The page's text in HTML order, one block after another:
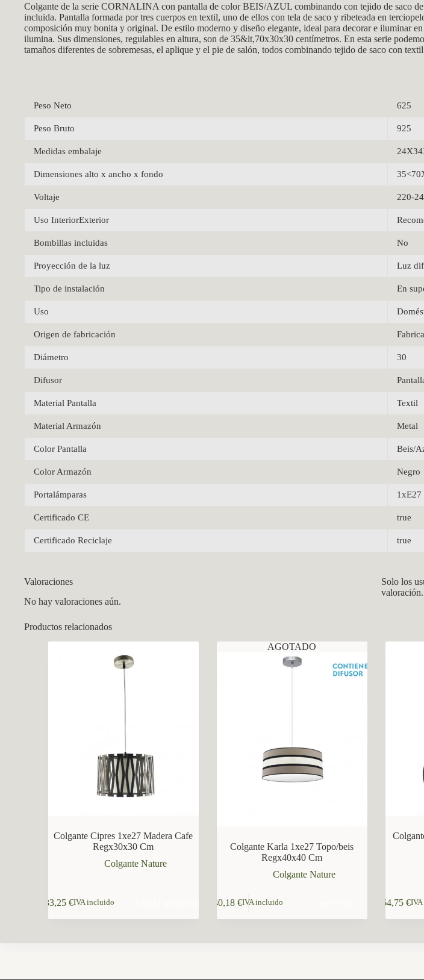
Colgante de la serie CORNALINA con pantalla de color BEIS/AZUL combinando con tejido de saco
incluida. Pantalla formada por tres cuerpos en textil, uno de ellos con tela de saco y ribeteada en
composición muy bonita y original. De estilo moderno y diseño elegante, ideal para decorar e iluminar
ilumina. Sus dimensiones, regulables en altura, son de 35&lt,70x30x30 centímetros. En esta serie
tamaños diferentes de sobremesas, el aplique y el pie de salón, todos combinando tejido de saco con
Peso Neto 625
Peso Bruto 925
Medidas embalaje
Dimensiones alto x ancho x fondo
Voltaje 220-
Uso InteriorExterior
Bombillas incluidas No
Proyección de la luz Luz
Tipo de instalación En
Uso
Origen de fabricación
Diámetro 30
Difusor
Material Pantalla Textil
Material Armazón Metal
Color Pantalla Beis/
Color Armazón Negro
Portalámparas 1xE27
Certificado CE true
Certificado Reciclaje true
Valoraciones
No hay valoraciones aún.
Solo los
valoración.
Productos relacionados
Colgante Cipres 1xe27 Madera Cafe
Regx30x30 Cm
Colgante Nature
33,25€IVA incluido
AGOTADO
Colgante Karla 1xe27 Topo/beis
Regx40x40 Cm
Colgante Nature
40,18€IVA incluido 64,75€
CCM Decoración
Asistente virtual · En línea